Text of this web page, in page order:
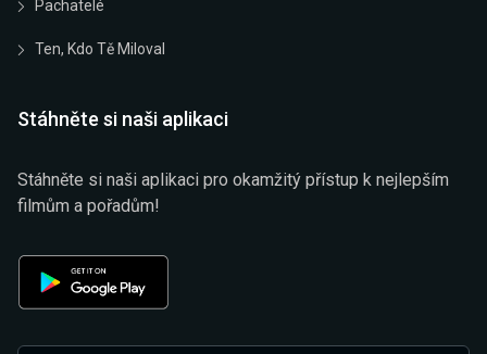
Pachatelé
Ten, Kdo Tě Miloval
Stáhněte si naši aplikaci
Stáhněte si naši aplikaci pro okamžitý přístup k nejlepším
filmům a pořadům!